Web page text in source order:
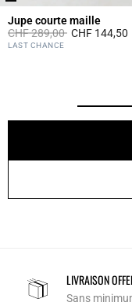
Jupe courte maille
Prix réduit à partir de
CHF 289,00àCHF 144,50
4.2 out of 5 Customer
LAST CHANCE
LIVRAISON
Sans